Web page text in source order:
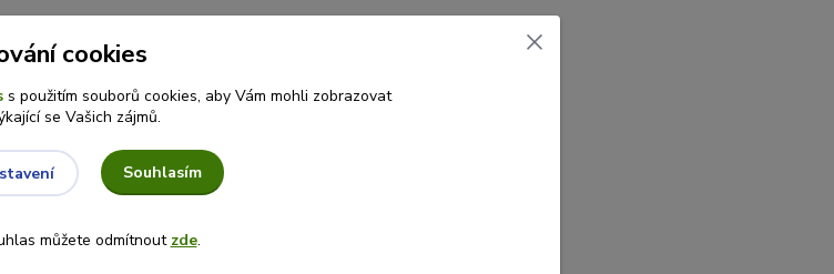
cookies
s použitím souborů cookies, aby Vám mohli zobrazovat
se Vašich zájmů.
Souhlasím
můžete odmítnout zde.